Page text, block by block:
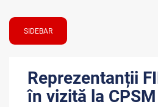
SIDEBAR
Reprezentanții
în vizită la CPSM